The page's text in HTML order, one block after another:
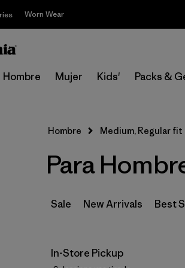
Worn Wear
Hombre Mujer Kids' Packs &
Hombre Medium, Regular fit
Para
Sale New Arrivals Best
In-Store Pickup